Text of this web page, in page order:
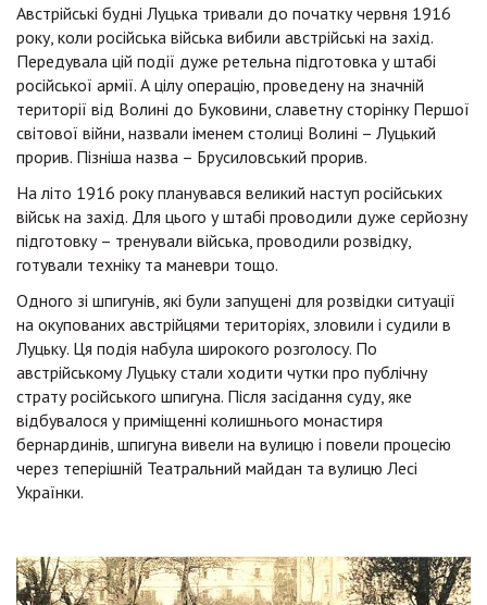
Австрійські будні Луцька тривали до початку червня 1916
року, коли російська війська вибили австрійські на захід.
Передувала цій події дуже ретельна підготовка у штабі
російської армії. А цілу операцію, проведену на значній
території від Волині до Буковини, славетну сторінку Першої
світової війни, назвали іменем столиці Волині – Луцький
прорив. Пізніша назва – Брусиловський прорив.
На літо 1916 року планувався великий наступ російських
військ на захід. Для цього у штабі проводили дуже серйозну
підготовку – тренували війська, проводили розвідку,
готували техніку та маневри тощо.
Одного зі шпигунів, які були запущені для розвідки ситуації
на окупованих австрійцями територіях, зловили і судили в
Луцьку. Ця подія набула широкого розголосу. По
австрійському Луцьку стали ходити чутки про публічну
страту російського шпигуна. Після засідання суду, яке
відбувалося у приміщенні колишнього монастиря
бернардинів, шпигуна вивели на вулицю і повели процесію
через теперішній Театральний майдан та вулицю Лесі
Українки.